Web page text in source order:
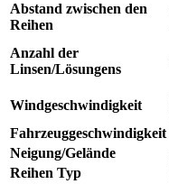
Abstand zwischen den
Reihen
Anzahl der
Linsen/Lösungens
Windgeschwindigkeit
Fahrzeuggeschwindigkeit
Neigung/Gelände
Reihen Typ